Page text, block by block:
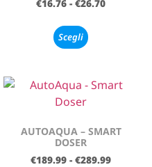
€16.76 - €26.70
Scegli
AUTOAQUA – SMART
DOSER
€189.99 - €289.99